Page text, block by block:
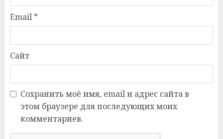
Email *
Сайт
Сохранить моё имя, email и адрес сайта в
этом браузере для последующих моих
комментариев.